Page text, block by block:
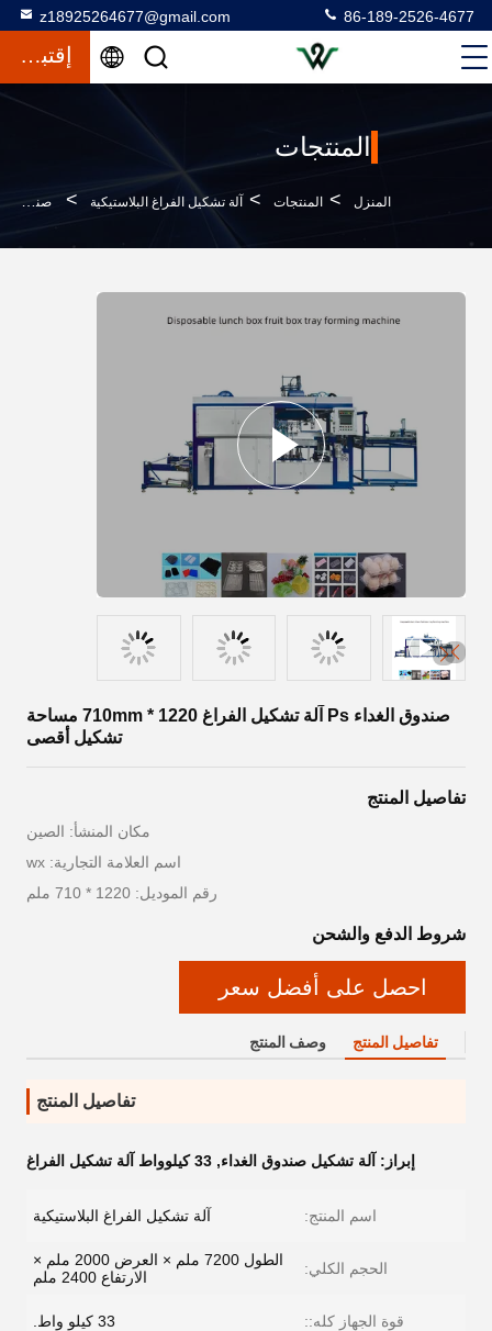
z18925264677@gmail.com 86-189-2526-4677
إقتباس
المنتجات
المنزل > المنتجات > آلة تشكيل الفراغ البلاستيكية > صندوق الغداء Ps آلة تشكيل الفراغ 1220 * 710mm مساحة تشكيل أقصى
صندوق الغداء Ps آلة تشكيل الفراغ 1220 * 710mm مساحة
تشكيل أقصى
تفاصيل المنتج
مكان المنشأ: الصين
اسم العلامة التجارية: wx
رقم الموديل: 1220 * 710 ملم
شروط الدفع والشحن
احصل على أفضل سعر
تفاصيل المنتج وصف المنتج
تفاصيل المنتج
إبراز: آلة تشكيل صندوق الغداء, 33 كيلوواط آلة تشكيل الفراغ
اسم المنتج: آلة تشكيل الفراغ البلاستيكية
الحجم الكلي:
الطول 7200 ملم × العرض 2000 ملم ×
الارتفاع 2400 ملم
قوة الجهاز كله:: 33 كيلو واط.